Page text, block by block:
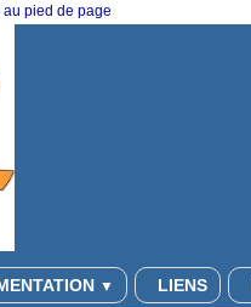
au pied de page
▼ LIENS